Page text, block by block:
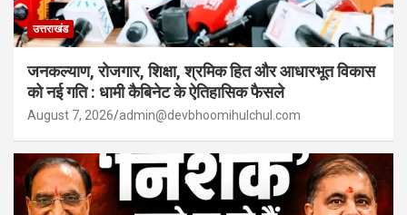
उत्तराखंड
जनकल्याण, रोजगार, शिक्षा, श्रमिक हित और आधारभूत विकास
को नई गति : धामी कैबिनेट के ऐतिहासिक फैसले
August 7, 2026 admin@devbhoomihulchul.com